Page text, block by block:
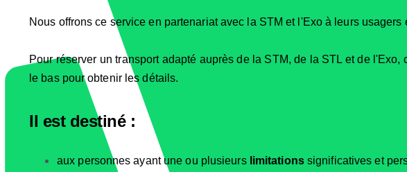
Nous offrons ce service en partenariat avec la STM et l'Exo à leurs
Pour réserver un transport adapté auprès de la STM, de la STL et de
le bas pour obtenir les détails.
Il est destiné :
aux personnes ayant une ou plusieurs limitationssignificatives et